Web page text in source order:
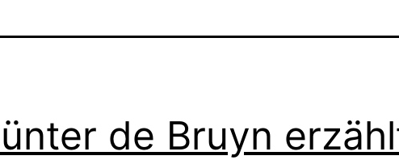
de Bruyn